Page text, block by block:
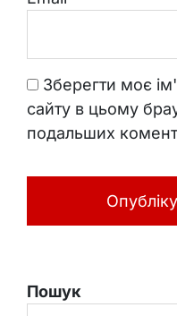
Зберегти моє
сайту в цьому
подальших
Пошук